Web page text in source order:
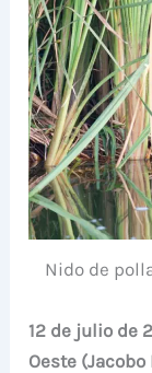
Nido de
12 de julio de
Oeste